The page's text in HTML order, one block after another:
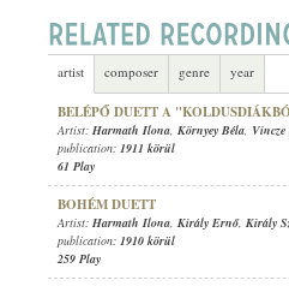
artist composer genre year
BELÉPŐ DUETT A
Artist: Harmath Ilona, Környey Béla,
publication: 1911 körül
61 Play
BOHÉM DUETT
Artist: Harmath Ilona, Király Ernő, Király
publication: 1910 körül
259 Play